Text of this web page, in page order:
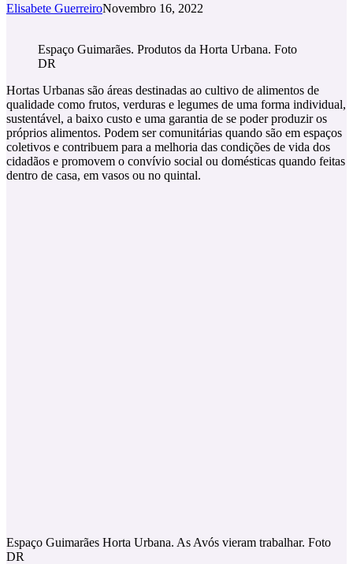
Elisabete GuerreiroNovembro 16, 2022
Espaço Guimarães. Produtos da Horta Urbana. Foto
DR
Hortas Urbanas são áreas destinadas ao cultivo de alimentos de
qualidade como frutos, verduras e legumes de uma forma individual,
sustentável, a baixo custo e uma garantia de se poder produzir os
próprios alimentos. Podem ser comunitárias quando são em espaços
coletivos e contribuem para a melhoria das condições de vida dos
cidadãos e promovem o convívio social ou domésticas quando feitas
dentro de casa, em vasos ou no quintal.
Espaço Guimarães Horta Urbana. As Avós vieram trabalhar. Foto
DR